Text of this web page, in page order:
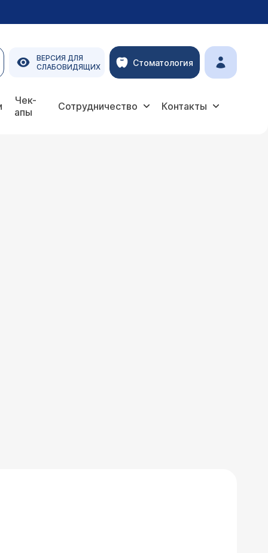
ВЕРСИЯ ДЛЯ
СЛАБОВИДЯЩИХ
Стоматология
Чек-
апы
Сотрудничество Контакты